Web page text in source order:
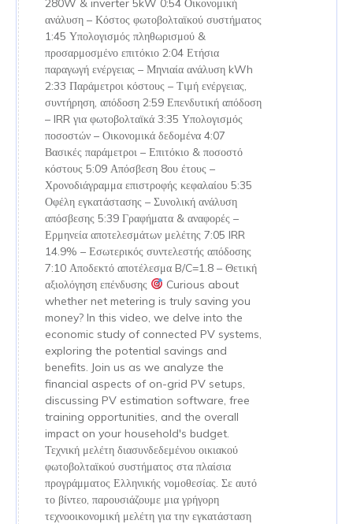
ανάλυση – Κόστος φωτοβολταϊκού συστήματος
1:45 Υπολογισμός πληθωρισμού &
προσαρμοσμένο επιτόκιο 2:04 Ετήσια
παραγωγή ενέργειας – Μηνιαία ανάλυση kWh
2:33 Παράμετροι κόστους – Τιμή ενέργειας,
συντήρηση, απόδοση 2:59 Επενδυτική απόδοση
– IRR για φωτοβολταϊκά 3:35 Υπολογισμός
ποσοστών – Οικονομικά δεδομένα 4:07
Βασικές παράμετροι – Επιτόκιο & ποσοστό
κόστους 5:09 Απόσβεση 8ου έτους –
Χρονοδιάγραμμα επιστροφής κεφαλαίου 5:35
Οφέλη εγκατάστασης – Συνολική ανάλυση
απόσβεσης 5:39 Γραφήματα & αναφορές –
Ερμηνεία αποτελεσμάτων μελέτης 7:05 IRR
14.9% – Εσωτερικός συντελεστής απόδοσης
7:10 Αποδεκτό αποτέλεσμα B/C=1.8 – Θετική
αξιολόγηση επένδυσης
Curious about
whether net metering is truly saving you
money? In this video, we delve into the
economic study of connected PV systems,
exploring the potential savings and
benefits. Join us as we analyze the
financial aspects of on-grid PV setups,
discussing PV estimation software, free
training opportunities, and the overall
impact on your household's budget.
Τεχνική μελέτη διασυνδεδεμένου οικιακού
φωτοβολταϊκού συστήματος στα πλαίσια
προγράμματος Ελληνικής νομοθεσίας. Σε αυτό
το βίντεο, παρουσιάζουμε μια γρήγορη
τεχνοοικονομική μελέτη για την εγκατάσταση